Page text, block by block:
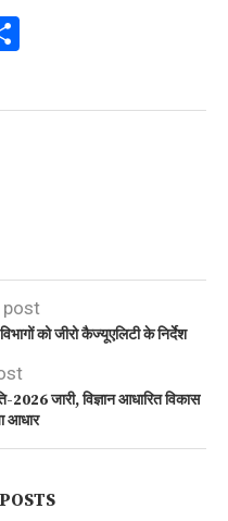
post
को जीरो कैज्यूएलिटी के निर्देश
2026 जारी, विज्ञान आधारित विकास
आधार